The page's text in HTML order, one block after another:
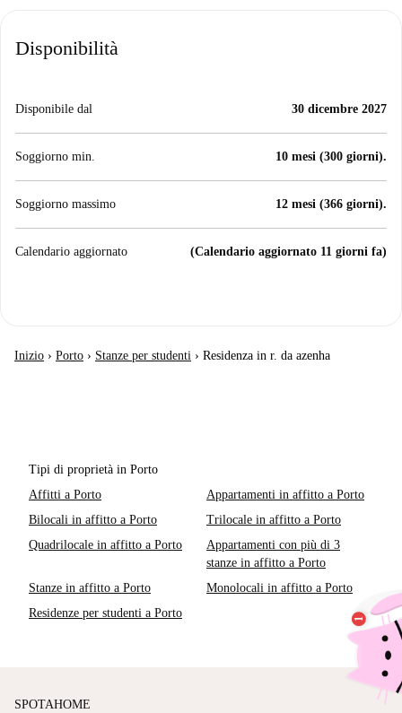
Disponibilità
Disponibile dal 30 dicembre 2027
Soggiorno min. 10 mesi (300 giorni).
Soggiorno massimo 12 mesi (366 giorni).
Calendario aggiornato (Calendario aggiornato 11 giorni fa)
Inizio › Porto › Stanze per studenti › Residenza in r. da azenha
Tipi di proprietà in Porto
Affitti a Porto
Appartamenti in affitto a Porto
Bilocali in affitto a Porto
Trilocale in affitto a Porto
Quadrilocale in affitto a Porto
Appartamenti con più di 3
stanze in affitto a Porto
Stanze in affitto a Porto
Monolocali in affitto a Porto
Residenze per studenti a Porto
SPOTAHOME